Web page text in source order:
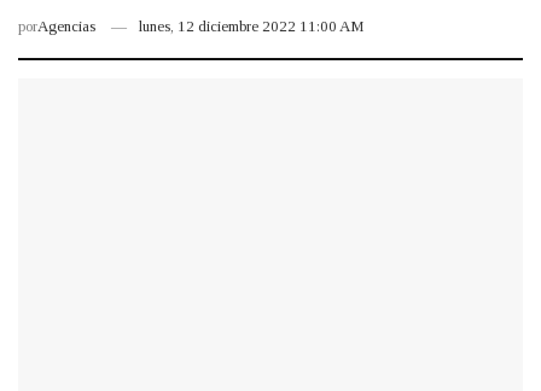
porAgencias lunes, 12 diciembre 2022 11:00 AM